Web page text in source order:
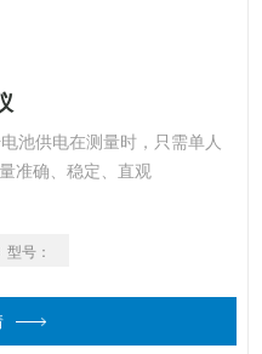
池供电在测量时，只需单人
准确、稳定、直观
型号：